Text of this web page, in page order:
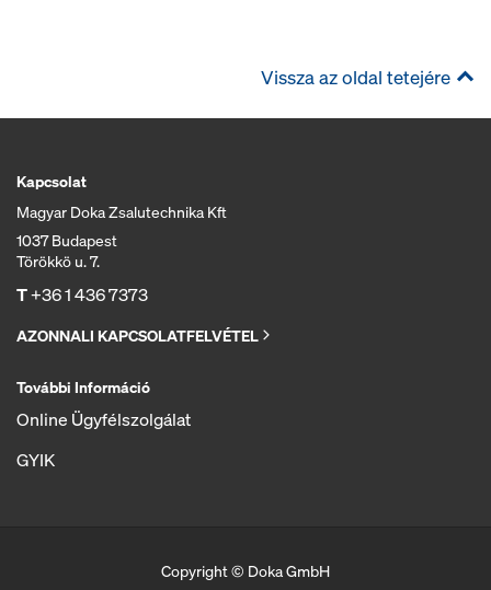
Vissza az oldal tetejére
Kapcsolat
Magyar Doka Zsalutechnika Kft
1037 Budapest
Törökkö u. 7.
T+36 1 436 7373
AZONNALI KAPCSOLATFELVÉTEL
További Információ
Online Ügyfélszolgálat
GYIK
Copyright © Doka GmbH